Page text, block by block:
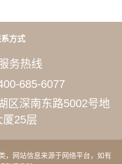
方式
务热线
685-6077
深南东路5002号地
厦25层
，网站信息来源于网络平台，如有